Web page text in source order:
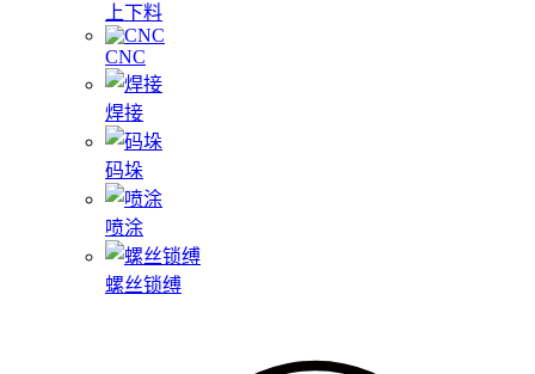
上下料
CNC
焊接
码垛
喷涂
螺丝锁缚